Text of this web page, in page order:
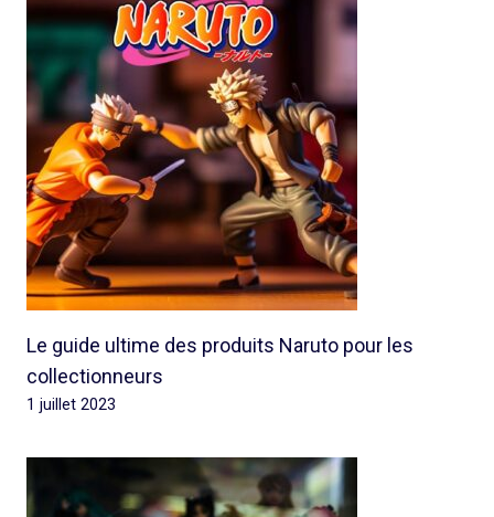
Le guide ultime des produits Naruto pour les
collectionneurs
1 juillet 2023